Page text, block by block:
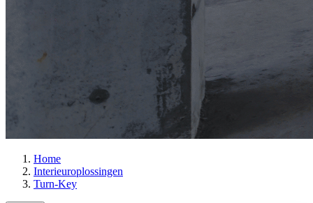
Home
Interieuroplossingen
Turn-Key